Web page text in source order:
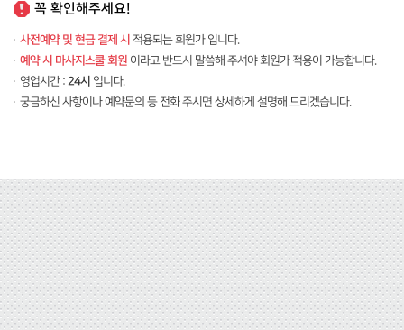
꼭 확인해주세요!
· 사전예약 및 현금 결제 시 적용되는 회원가 입니다.
· 예약 시 마사지스쿨 회원 이라고 반드시 말씀해 주셔야 회원가 적용이 가능합니다.
· 영업시간 : 24시 입니다.
· 궁금하신 사항이나 예약문의 등 전화 주시면 상세하게 설명해 드리겠습니다.